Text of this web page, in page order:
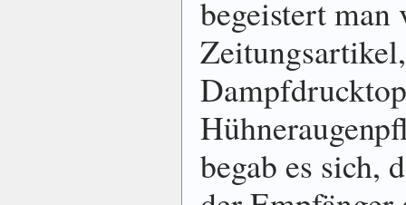
begeistert man
begab es sich,